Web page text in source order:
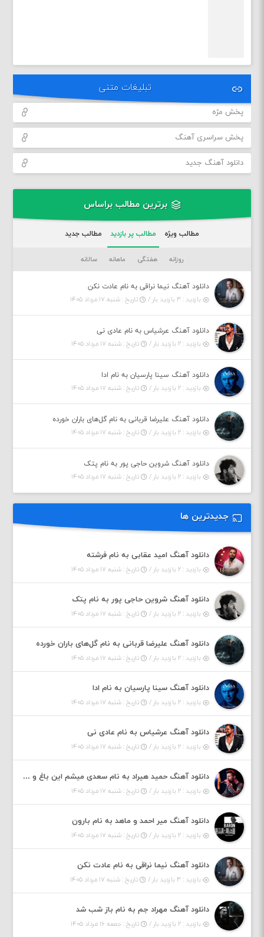
تبلیغات متنی
پخش مژه
پخش سراسری آهنگ
دانلود آهنگ جدید
برترین مطالب براساس
مطالب ویژه مطالب پر بازدید مطالب جدید
روزانه هفتگی ماهانه سالانه
دانلود آهنگ نیما نراقی به نام عادت نکن
بازدید : ۳ بازدید بار /
تاریخ : شنبه ۱۷ مرداد ۱۴۰۵
دانلود آهنگ عرشیاس به نام عادی نی
بازدید : ۲ بازدید بار /
تاریخ : شنبه ۱۷ مرداد ۱۴۰۵
دانلود آهنگ سینا پارسیان به نام ادا
بازدید : ۲ بازدید بار /
تاریخ : شنبه ۱۷ مرداد ۱۴۰۵
دانلود آهنگ علیرضا قربانی به نام گل‌های باران خورده
بازدید : ۲ بازدید بار /
تاریخ : شنبه ۱۷ مرداد ۱۴۰۵
دانلود آهنگ شروین حاجی پور به نام پتک
بازدید : ۲ بازدید بار /
تاریخ : شنبه ۱۷ مرداد ۱۴۰۵
جدیدترین ها
دانلود آهنگ امید عقابی به نام فرشته
بازدید : ۲ بازدید بار / تاریخ : شنبه ۱۷ مرداد ۱۴۰۵
دانلود آهنگ شروین حاجی پور به نام پتک
بازدید : ۲ بازدید بار / تاریخ : شنبه ۱۷ مرداد ۱۴۰۵
دانلود آهنگ علیرضا قربانی به نام گل‌های باران خورده
بازدید : ۲ بازدید بار / تاریخ : شنبه ۱۷ مرداد ۱۴۰۵
دانلود آهنگ سینا پارسیان به نام ادا
بازدید : ۲ بازدید بار / تاریخ : شنبه ۱۷ مرداد ۱۴۰۵
دانلود آهنگ عرشیاس به نام عادی نی
بازدید : ۲ بازدید بار / تاریخ : شنبه ۱۷ مرداد ۱۴۰۵
دانلود آهنگ حمید هیراد به نام سعدی میشم این باغ و گلستون کنی واسم خیام زمانه ام به تو پرت حواسم
بازدید : ۲ بازدید بار / تاریخ : شنبه ۱۷ مرداد ۱۴۰۵
دانلود آهنگ میر احمد و ماهد به نام بارون
بازدید : ۲ بازدید بار / تاریخ : شنبه ۱۷ مرداد ۱۴۰۵
دانلود آهنگ نیما نراقی به نام عادت نکن
بازدید : ۳ بازدید بار / تاریخ : شنبه ۱۷ مرداد ۱۴۰۵
دانلود آهنگ مهراد جم به نام باز شب شد
بازدید : ۲ بازدید بار / تاریخ : جمعه ۱۶ مرداد ۱۴۰۵